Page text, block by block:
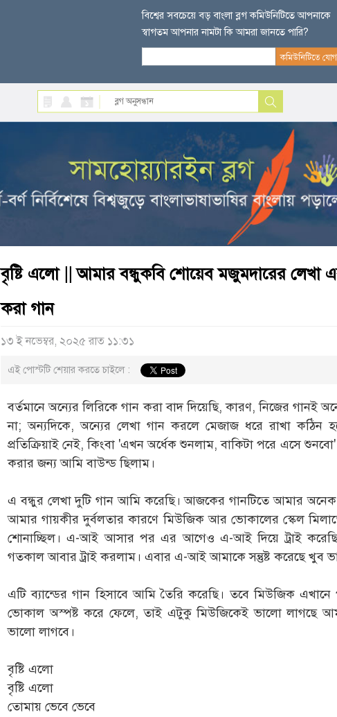
বিশ্বের সবচেয়ে বড় বাংলা ব্লগ কমিউনিটিতে আপনাকে
স্বাগতম আপনার নামটা কি আমরা জানতে পারি?
বৃষ্টি এলো || আমার বন্ধুকবি শোয়েব মজুমদারের লেখা
করা গান
১৩ ই নভেম্বর, ২০২৫ রাত ১১:৩১
এই পোস্টটি শেয়ার করতে চাইলে :
বর্তমানে অন্যের লিরিকে গান করা বাদ দিয়েছি, কারণ, নিজের গানই
না; অন্যদিকে, অন্যের লেখা গান করলে মেজাজ ধরে রাখা কঠিন
প্রতিক্রিয়াই নেই, কিংবা 'এখন অর্ধেক শুনলাম, বাকিটা পরে এসে
করার জন্য আমি বাউন্ড ছিলাম।
এ বন্ধুর লেখা দুটি গান আমি করেছি। আজকের গানটিতে আমার অনেক
আমার গায়কীর দুর্বলতার কারণে মিউজিক আর ভোকালের স্কেল
শোনাচ্ছিল। এ-আই আসার পর এর আগেও এ-আই দিয়ে ট্রাই
গতকাল আবার ট্রাই করলাম। এবার এ-আই আমাকে সন্তুষ্ট করেছে খুব
এটি ব্যান্ডের গান হিসাবে আমি তৈরি করেছি। তবে মিউজিক
ভোকাল অস্পষ্ট করে ফেলে, তাই এটুকু মিউজিকেই ভালো লাগছে
ভালো লাগবে।
বৃষ্টি এলো
বৃষ্টি এলো
তোমায় ভেবে ভেবে